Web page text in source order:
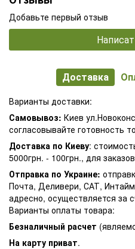
Добавьте первый отзыв
Доставка
Варианты доставки:
Самовывоз: Киев
согласовывайте готовность
Доставка по Киеву:
5000грн. - 100грн., для
Отправка по Украине:
Почта, Деливери, САТ,
адресно, осуществляется за
Варианты оплаты товара:
Безналичный расчет
На карту приват.